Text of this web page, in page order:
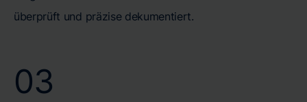
überprüft und präzise dekumentiert.
03